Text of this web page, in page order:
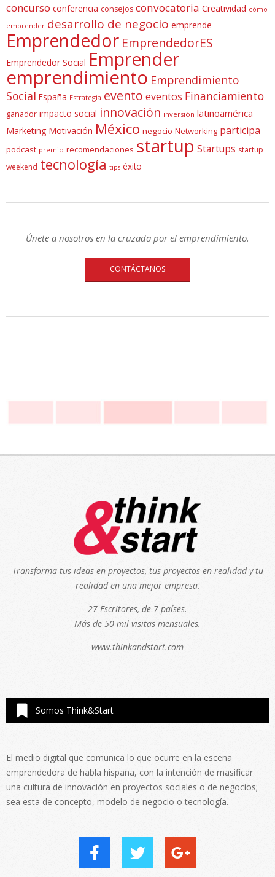
concurso conferencia consejos convocatoria Creatividad cómo
emprender desarrollo de negocio emprende
Emprendedor EmprendedorES
Emprendedor Social Emprender
emprendimiento Emprendimiento
Social España Estrategia evento eventos Financiamiento
ganador impacto social innovación inversión latinoamérica
Marketing Motivación México negocio Networking participa
podcast premio recomendaciones startup Startups startup
weekend tecnología tips éxito
Únete a nosotros en la cruzada por el emprendimiento.
CONTÁCTANOS
Transforma tus ideas en proyectos, tus proyectos en realidad y tu
realidad en una mejor empresa.
27 Escritores, de 7 países.
Más de 50 mil visitas mensuales.
www.thinkandstart.com
Somos Think&Start
El medio digital que comunica lo que ocurre en la escena
emprendedora de habla hispana, con la intención de masificar
una cultura de innovación en proyectos sociales o de negocios;
sea esta de concepto, modelo de negocio o tecnología.